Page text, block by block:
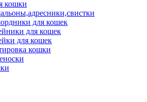
кошки
для кошек
для кошек
для кошек
кошки